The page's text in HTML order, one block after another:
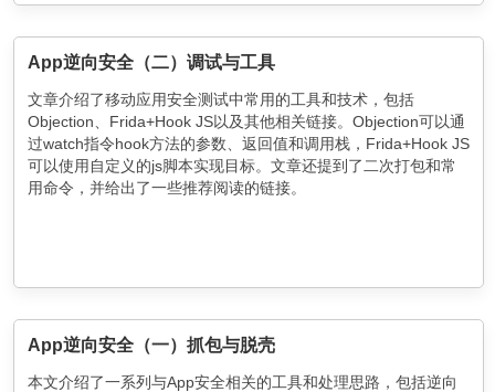
App逆向安全（二）调试与工具
文章介绍了移动应用安全测试中常用的工具和技术，包括
Objection、Frida+Hook JS以及其他相关链接。Objection可以通
过watch指令hook方法的参数、返回值和调用栈，Frida+Hook JS
可以使用自定义的js脚本实现目标。文章还提到了二次打包和常
用命令，并给出了一些推荐阅读的链接。
App逆向安全（一）抓包与脱壳
本文介绍了一系列与App安全相关的工具和处理思路，包括逆向